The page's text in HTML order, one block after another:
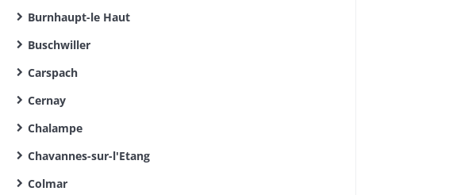
Burnhaupt-le Haut
Buschwiller
Carspach
Cernay
Chalampe
Chavannes-sur-l'Etang
Colmar